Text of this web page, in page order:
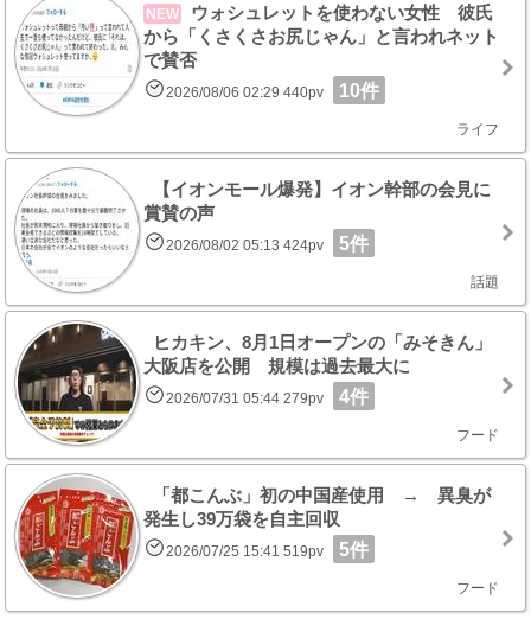
NEW
ウォシュレットを使わない女性 彼氏
から「くさくさお尻じゃん」と言われネット
で賛否
2026/08/06 02:29 440pv 10件
ライフ
【イオンモール爆発】イオン幹部の会見に
賞賛の声
2026/08/02 05:13 424pv 5件
話題
ヒカキン、8月1日オープンの「みそきん」
大阪店を公開 規模は過去最大に
2026/07/31 05:44 279pv 4件
フード
「都こんぶ」初の中国産使用 → 異臭が
発生し39万袋を自主回収
2026/07/25 15:41 519pv 5件
フード